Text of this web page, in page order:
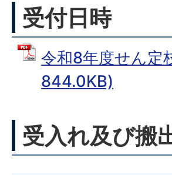
受付日時
令和8年度せん定
844.0KB)
受入れ及び搬